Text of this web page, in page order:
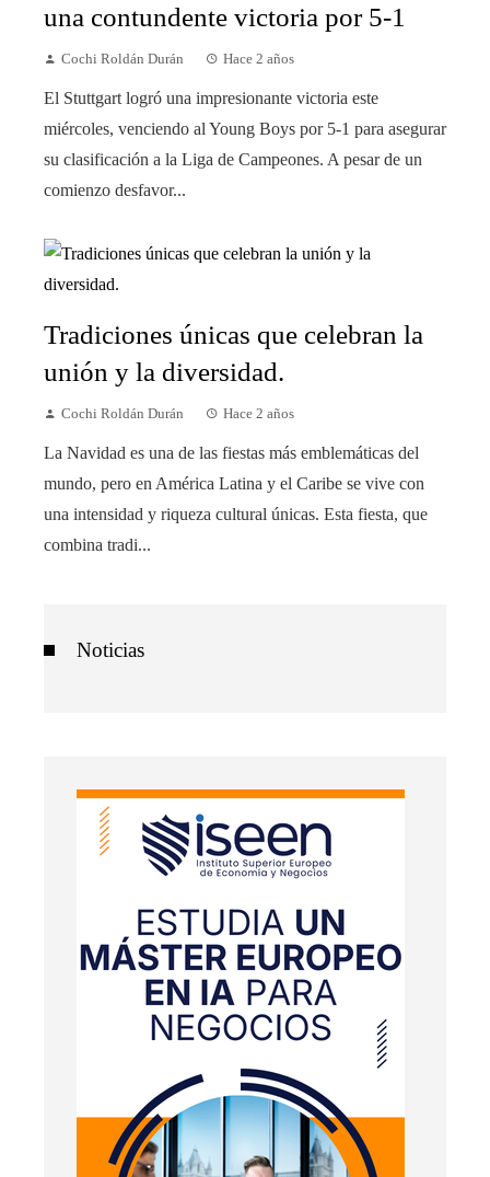
una contundente victoria por 5-1
Cochi Roldán Durán Hace 2 años
El Stuttgart logró una impresionante victoria este
miércoles, venciendo al Young Boys por 5-1 para asegurar
su clasificación a la Liga de Campeones. A pesar de un
comienzo desfavor...
Tradiciones únicas que celebran la
unión y la diversidad.
Cochi Roldán Durán Hace 2 años
La Navidad es una de las fiestas más emblemáticas del
mundo, pero en América Latina y el Caribe se vive con
una intensidad y riqueza cultural únicas. Esta fiesta, que
combina tradi...
Noticias